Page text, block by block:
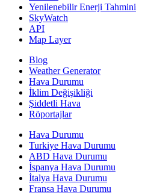
Yenilenebilir Enerji Tahmini
SkyWatch
API
Map Layer
Blog
Weather Generator
Hava Durumu
İklim Değişikliği
Şiddetli Hava
Röportajlar
Hava Durumu
Turkiye Hava Durumu
ABD Hava Durumu
İspanya Hava Durumu
İtalya Hava Durumu
Fransa Hava Durumu